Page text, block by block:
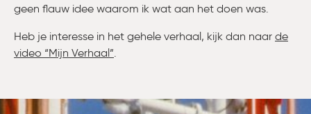
geen flauw idee waarom ik wat aan het doen was.
Heb je interesse in het gehele verhaal, kijk dan naar de
video “Mijn Verhaal”.